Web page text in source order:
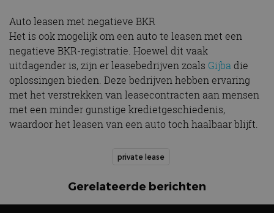
Auto leasen met negatieve BKR
Het is ook mogelijk om een auto te leasen met een
negatieve BKR-registratie. Hoewel dit vaak
uitdagender is, zijn er leasebedrijven zoals Gijbadie
oplossingen bieden. Deze bedrijven hebben ervaring
met het verstrekken van leasecontracten aan mensen
met een minder gunstige kredietgeschiedenis,
waardoor het leasen van een auto toch haalbaar blijft.
private lease
Gerelateerde berichten